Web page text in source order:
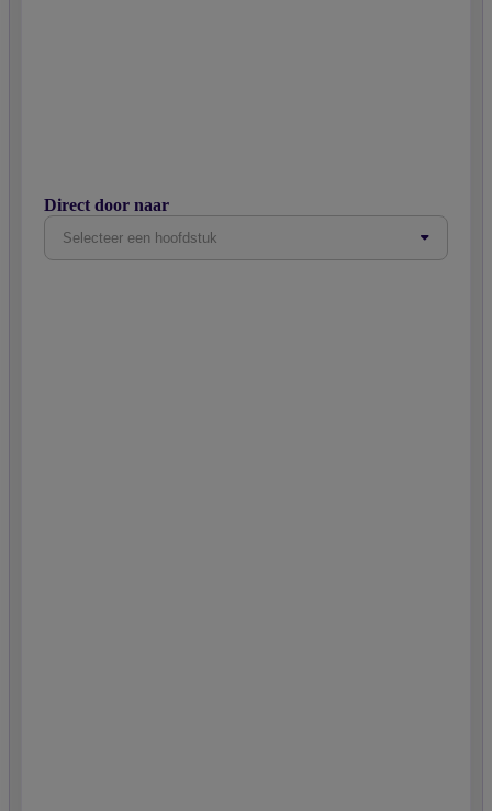
Direct door naar
Selecteer een hoofdstuk